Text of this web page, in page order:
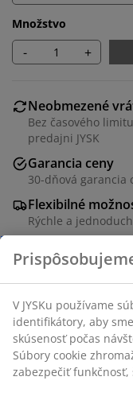
Množstvo
- +
Neobmezené
Bez časového
predajni JYSK
Garancia ceny
30-dňová garancia
Flexibilné
Rýchle a
SKU: 2777300
Špecifikácie
V JYSKu používame
identifikátory, aby
skúsenosť počas
Súbory cookie
zabezpečiť